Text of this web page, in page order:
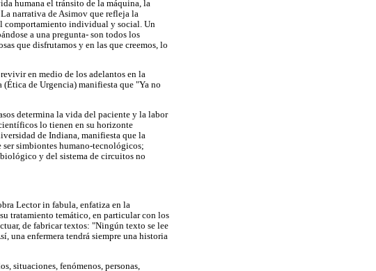
humana el tránsito de la máquina, la
narrativa de Asimov que refleja la
comportamiento individual y social. Un
a una pregunta- son todos los
que disfrutamos y en las que creemos, lo
en medio de los adelantos en la
de Urgencia) manifiesta que "Ya no
determina la vida del paciente y la labor
lo tienen en su horizonte
de Indiana, manifiesta que la
simbiontes humano-tecnológicos;
y del sistema de circuitos no
Lector in fabula, enfatiza en la
tratamiento temático, en particular con los
de fabricar textos: "Ningún texto se lee
una enfermera tendrá siempre una historia
situaciones, fenómenos, personas,